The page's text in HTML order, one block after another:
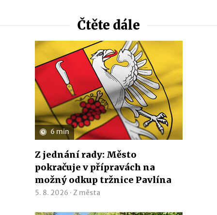
Čtěte dále
6 min
Z jednání rady: Město
pokračuje v přípravách na
možný odkup tržnice Pavlína
5. 8. 2026 · Z města